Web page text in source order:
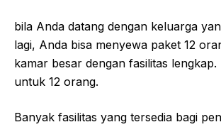
bila Anda datang dengan keluarga
lagi, Anda bisa menyewa paket 12
kamar besar dengan fasilitas lengkap.
untuk 12 orang.
Banyak fasilitas yang tersedia bagi